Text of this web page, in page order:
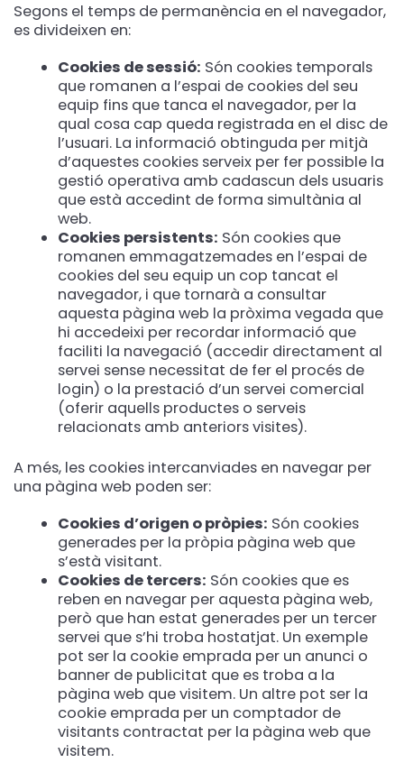
Segons el temps de permanència en el navegador,
es divideixen en:
Cookies de sessió: Són cookies temporals
que romanen a l’espai de cookies del seu
equip fins que tanca el navegador, per la
qual cosa cap queda registrada en el disc de
l’usuari. La informació obtinguda per mitjà
d’aquestes cookies serveix per fer possible la
gestió operativa amb cadascun dels usuaris
que està accedint de forma simultània al
web.
Cookies persistents: Són cookies que
romanen emmagatzemades en l’espai de
cookies del seu equip un cop tancat el
navegador, i que tornarà a consultar
aquesta pàgina web la pròxima vegada que
hi accedeixi per recordar informació que
faciliti la navegació (accedir directament al
servei sense necessitat de fer el procés de
login) o la prestació d’un servei comercial
(oferir aquells productes o serveis
relacionats amb anteriors visites).
A més, les cookies intercanviades en navegar per
una pàgina web poden ser:
Cookies d’origen o pròpies: Són cookies
generades per la pròpia pàgina web que
s’està visitant.
Cookies de tercers: Són cookies que es
reben en navegar per aquesta pàgina web,
però que han estat generades per un tercer
servei que s’hi troba hostatjat. Un exemple
pot ser la cookie emprada per un anunci o
banner de publicitat que es troba a la
pàgina web que visitem. Un altre pot ser la
cookie emprada per un comptador de
visitants contractat per la pàgina web que
visitem.